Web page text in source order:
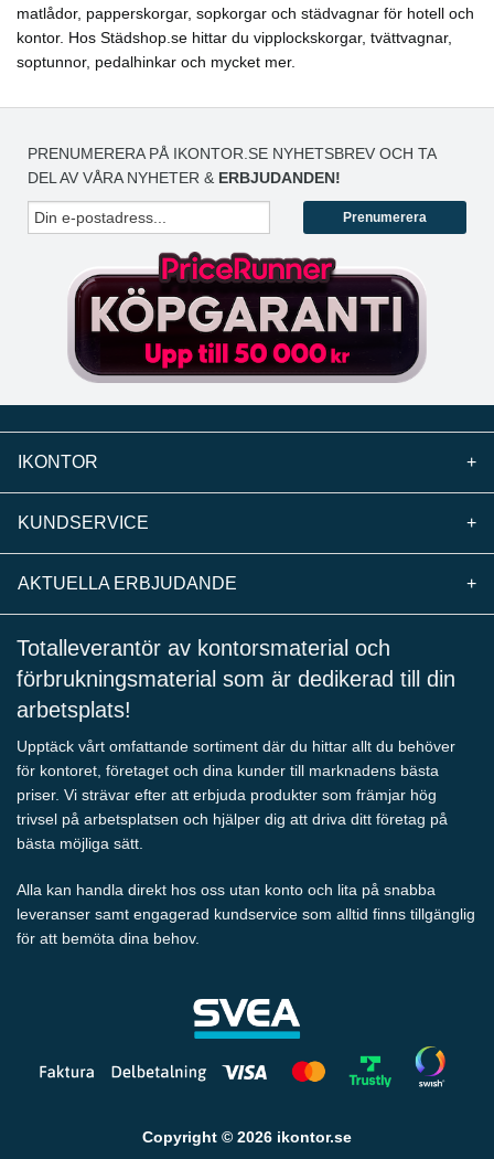
matlådor, papperskorgar, sopkorgar och städvagnar för hotell och
kontor. Hos Städshop.se hittar du vipplockskorgar, tvättvagnar,
soptunnor, pedalhinkar och mycket mer.
PRENUMERERA PÅ IKONTOR.SE NYHETSBREV OCH TA
DEL AV VÅRA NYHETER & ERBJUDANDEN!
Prenumerera
IKONTOR +
KUNDSERVICE +
AKTUELLA ERBJUDANDE +
Totalleverantör av kontorsmaterial och
förbrukningsmaterial som är dedikerad till din
arbetsplats!
Upptäck vårt omfattande sortiment där du hittar allt du behöver
för kontoret, företaget och dina kunder till marknadens bästa
priser. Vi strävar efter att erbjuda produkter som främjar hög
trivsel på arbetsplatsen och hjälper dig att driva ditt företag på
bästa möjliga sätt.
Alla kan handla direkt hos oss utan konto och lita på snabba
leveranser samt engagerad kundservice som alltid finns tillgänglig
för att bemöta dina behov.
Copyright © 2026 ikontor.se